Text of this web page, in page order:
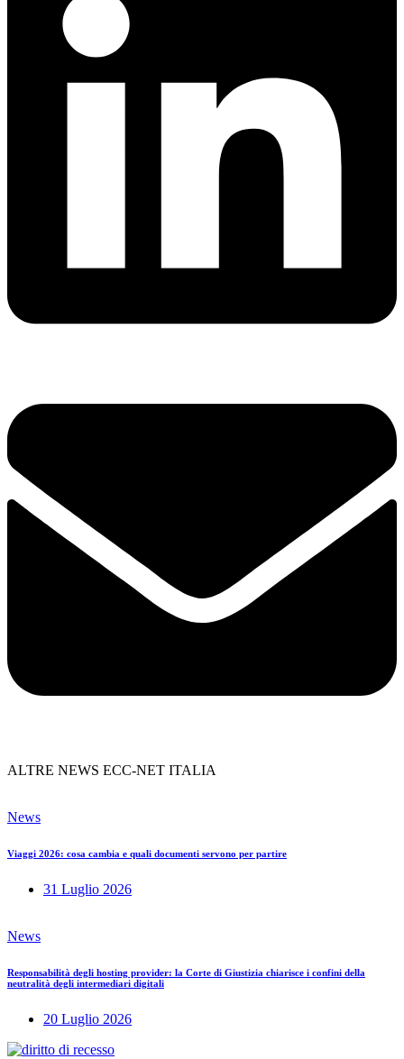
ALTRE NEWS ECC-NET ITALIA
News
Viaggi 2026: cosa cambia e quali documenti servono per partire
31 Luglio 2026
News
Responsabilità degli hosting provider: la Corte di Giustizia chiarisce i confini della
neutralità degli intermediari digitali
20 Luglio 2026